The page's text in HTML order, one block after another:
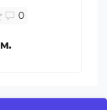
0